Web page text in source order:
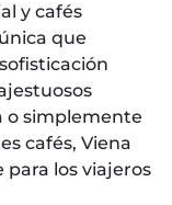
y cafés
que
o simplemente
cafés, Viena
los viajeros